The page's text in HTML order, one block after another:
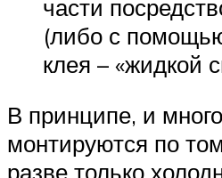
части
(либо с
клея – «жидкой
В принципе, и
монтируются по
разве только